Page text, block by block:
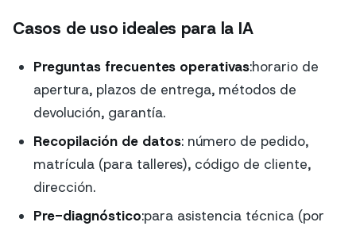
Casos de uso ideales para la IA
Preguntas frecuentes operativas:horario de
apertura, plazos de entrega, métodos de
devolución, garantía.
Recopilación de datos: número de pedido,
matrícula (para talleres), código de cliente,
dirección.
Pre-diagnóstico:para asistencia técnica (por